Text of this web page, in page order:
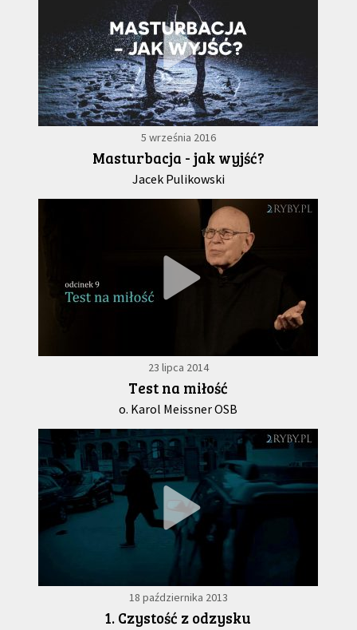
5 września 2016
Masturbacja - jak wyjść?
Jacek Pulikowski
23 lipca 2014
Test na miłość
o. Karol Meissner OSB
18 października 2013
1. Czystość z odzysku